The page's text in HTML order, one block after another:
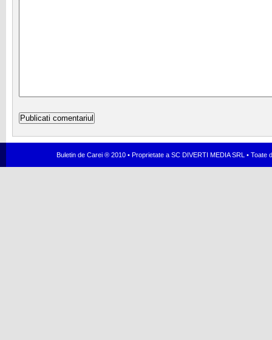
Buletin de Carei ® 2010 • Proprietate a SC DIVERTI MEDIA SRL •